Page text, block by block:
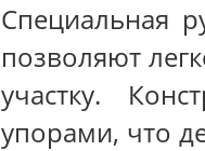
Специальная
позволяют
участку.
упорами, что